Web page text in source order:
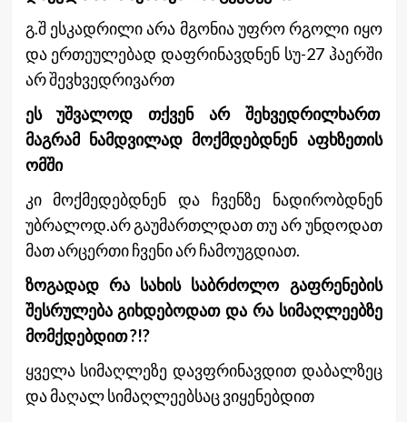
გ.შ ესკადრილი არა მგონია უფრო რგოლი იყო
და ერთეულებად დაფრინავდნენ სუ-27 ჰაერში
არ შევხვედრივართ
ეს უშვალოდ თქვენ არ შეხვედრილხართ
მაგრამ ნამდვილად მოქმდებდნენ აფხზეთის
ომში
კი მოქმედებდნენ და ჩვენზე ნადირობდნენ
უბრალოდ.არ გაუმართლდათ თუ არ უნდოდათ
მათ არცერთი ჩვენი არ ჩამოუგდიათ.
ზოგადად რა სახის საბრძოლო გაფრენების
შესრულება გიხდებოდათ და რა სიმაღლეებზე
მომქდებდით ?!?
ყველა სიმაღლეზე დავფრინავდით დაბალზეც
და მაღალ სიმაღლეებსაც ვიყენებდით